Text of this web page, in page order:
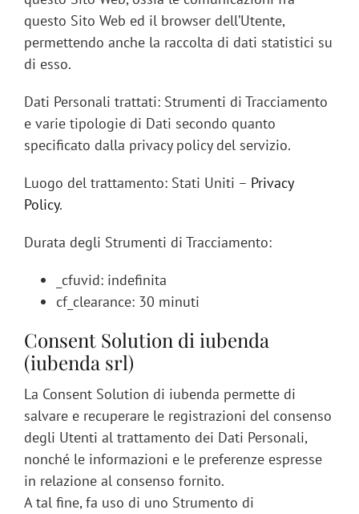
questo Sito Web ed il browser dell’Utente,
permettendo anche la raccolta di dati statistici su
di esso.
Dati Personali trattati: Strumenti di Tracciamento
e varie tipologie di Dati secondo quanto
specificato dalla privacy policy del servizio.
Luogo del trattamento: Stati Uniti – Privacy
Policy.
Durata degli Strumenti di Tracciamento:
_cfuvid: indefinita
cf_clearance: 30 minuti
Consent Solution di iubenda
(iubenda srl)
La Consent Solution di iubenda permette di
salvare e recuperare le registrazioni del consenso
degli Utenti al trattamento dei Dati Personali,
nonché le informazioni e le preferenze espresse
in relazione al consenso fornito.
A tal fine, fa uso di uno Strumento di